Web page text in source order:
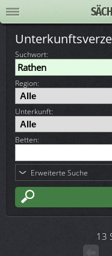
Suchwort:
Region:
Unterkunft:
Betten:
Erweiterte Suche
13